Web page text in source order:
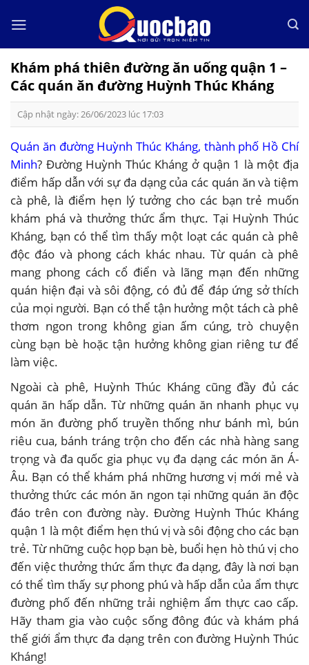
Khám phá thiên đường ăn uống quận 1 –
Các quán ăn đường Huỳnh Thúc Kháng
Cập nhật ngày: 26/06/2023 lúc 17:03
Quán ăn đường Huỳnh Thúc Kháng, thành phố Hồ Chí
Minh? Đường Huỳnh Thúc Kháng ở quận 1 là một địa
điểm hấp dẫn với sự đa dạng của các quán ăn và tiệm
cà phê, là điểm hẹn lý tưởng cho các bạn trẻ muốn
khám phá và thưởng thức ẩm thực. Tại Huỳnh Thúc
Kháng, bạn có thể tìm thấy một loạt các quán cà phê
độc đáo và phong cách khác nhau. Từ quán cà phê
mang phong cách cổ điển và lãng mạn đến những
quán hiện đại và sôi động, có đủ để đáp ứng sở thích
của mọi người. Bạn có thể tận hưởng một tách cà phê
thơm ngon trong không gian ấm cúng, trò chuyện
cùng bạn bè hoặc tận hưởng không gian riêng tư để
làm việc.
Ngoài cà phê, Huỳnh Thúc Kháng cũng đầy đủ các
quán ăn hấp dẫn. Từ những quán ăn nhanh phục vụ
món ăn đường phố truyền thống như bánh mì, bún
riêu cua, bánh tráng trộn cho đến các nhà hàng sang
trọng và đa quốc gia phục vụ đa dạng các món ăn Á-
Âu. Bạn có thể khám phá những hương vị mới mẻ và
thưởng thức các món ăn ngon tại những quán ăn độc
đáo trên con đường này. Đường Huỳnh Thúc Kháng
quận 1 là một điểm hẹn thú vị và sôi động cho các bạn
trẻ. Từ những cuộc họp bạn bè, buổi hẹn hò thú vị cho
đến việc thưởng thức ẩm thực đa dạng, đây là nơi bạn
có thể tìm thấy sự phong phú và hấp dẫn của ẩm thực
đường phố đến những trải nghiệm ẩm thực cao cấp.
Hãy tham gia vào cuộc sống đông đúc và khám phá
thế giới ẩm thực đa dạng trên con đường Huỳnh Thúc
Kháng!